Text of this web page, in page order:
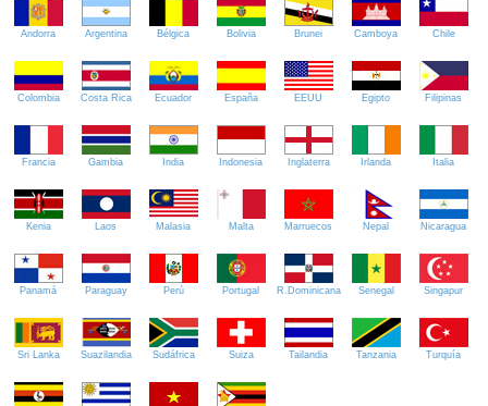
Andorra Argentina Bélgica Bolivia Brunei Camboya Chile
Colombia Costa Rica Ecuador España EEUU Egipto Filipinas
Francia Gambia India Indonesia Inglaterra Irlanda Italia
Kenia Laos Malasia Malta Marruecos Nepal Nicaragua
Panamá Paraguay Perú Portugal R.Dominicana Senegal Singapur
Sri Lanka Suazilandia Sudáfrica Suiza Tailandia Tanzania Turquía